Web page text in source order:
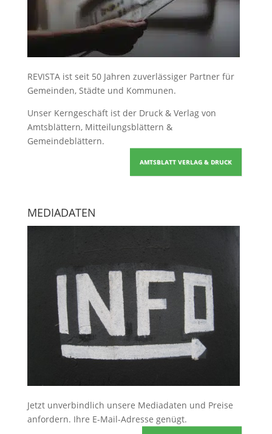
REVISTA ist seit 50 Jahren zuverlässiger Partner für
Gemeinden, Städte und Kommunen.
Unser Kerngeschäft ist der Druck & Verlag von
Amtsblättern, Mitteilungsblättern &
Gemeindeblättern.
AMTSBLATT VERLAG & DRUCK
MEDIADATEN
Jetzt unverbindlich unsere Mediadaten und Preise
anfordern. Ihre E-Mail-Adresse genügt.